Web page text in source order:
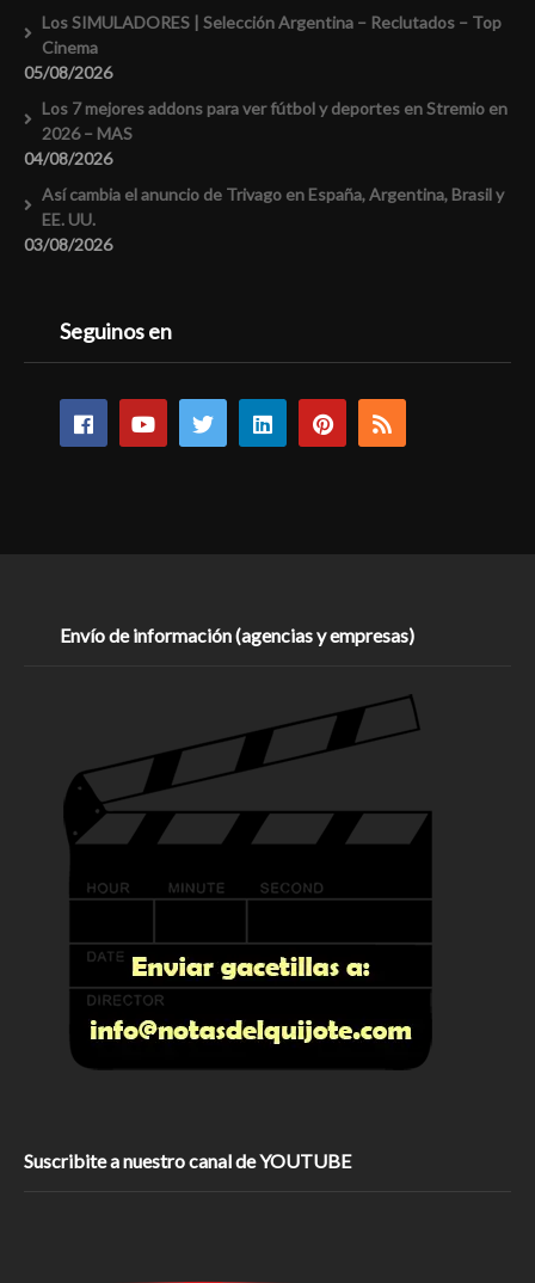
Los SIMULADORES | Selección Argentina – Reclutados – Top
Cinema
05/08/2026
Los 7 mejores addons para ver fútbol y deportes en Stremio en
2026 – MAS
04/08/2026
Así cambia el anuncio de Trivago en España, Argentina, Brasil y
EE. UU.
03/08/2026
Seguinos en
Envío de información (agencias y empresas)
Suscribite a nuestro canal de YOUTUBE